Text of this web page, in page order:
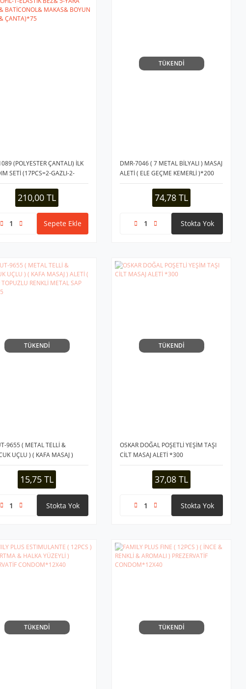
(POLYESTER ÇANTALI) İLK
SETİ (17PCS=2-GAZLI-2-
3-HİDROFİL-1-ELASTİK BEZ&
BANDI& BATİCONOL&
BOYUN KORSE&
210,00 TL
Sepete Ekle
TÜKENDİ
DMR-7046 ( 7 METAL BİLYALI ) MASAJ
ALETİ ( ELE GEÇME KEMERLİ )*200
74,78 TL
Stokta Yok
TÜKENDİ
9655 ( METAL TELLİ &
UÇLU ) ( KAFA MASAJ )
( AHŞAP TOPUZLU RENKLİ
SAP )*20X25
15,75 TL
Stokta Yok
TÜKENDİ
OSKAR DOĞAL POŞETLİ YEŞİM TAŞI
CİLT MASAJ ALETİ *300
37,08 TL
Stokta Yok
TÜKENDİ TÜKENDİ